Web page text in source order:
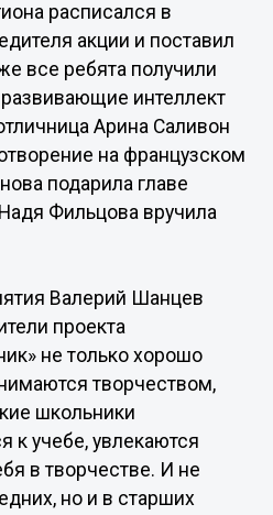
расписался в
акции и поставил
все ребята получили
интеллект
Арина Саливон
на французском
подарила главе
Фильцова вручила
Валерий Шанцев
проекта
не только хорошо
творчеством,
школьники
к учебе, увлекаются
в творчестве. И не
но и в старших